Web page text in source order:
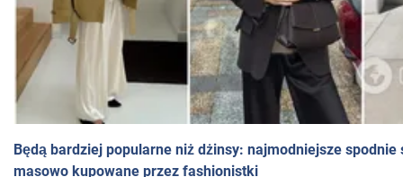
Będą bardziej popularne niż dżinsy: najmodniejsze spodnie
masowo kupowane przez fashionistki